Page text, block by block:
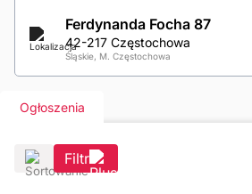
Ferdynanda Focha 87
42-217 Częstochowa
Śląskie, M. Częstochowa
Ogłoszenia
Filtr